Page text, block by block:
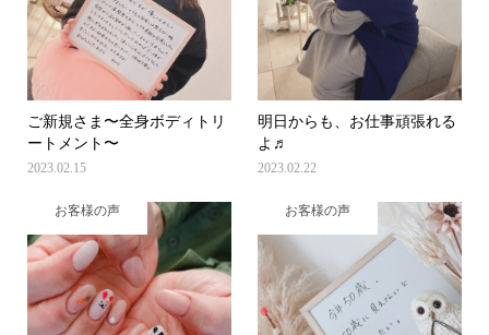
ご新規さま〜全身ボディトリ
ートメント〜
2023.02.15
明日からも、お仕事頑張れる
よ♬
2023.02.22
お客様の声 お客様の声